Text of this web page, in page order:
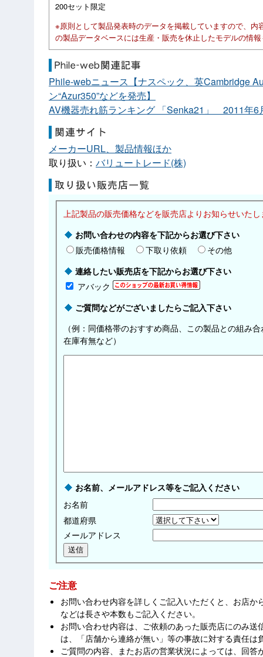
200セット限定
※原則として製品発表時のデータを掲載していますので、
の製品データベースには生産・販売を休止したモデルの情
Phile-webニュース【ナスペック、英Cambridge
ン“Azur350”などを発売】
AV機器売れ筋ランキング 「Senka21」 2011年6
メーカーURL、製品情報ほか
取り扱い： バリュートレード(株)
上記製品の販売価格などを販売店よりお知らせいた
お問い合わせの内容を下記からお選び下さい
販売価格情報
下取り依頼
その他
連絡したい販売店を下記からお選び下さい
アバック
ご質問などがございましたらご記入下さい
（例：同価格帯のおすすめ商品、この製品との組み
在庫有無など）
お名前、メールアドレス等をご記入ください
お名前
都道府県
メールアドレス
ご注意
お問い合わせ内容を詳しくご記入いただくと、お店
などは長さや本数もご記入ください。
お問い合わせ内容は、ご依頼のあった販売店にのみ
は、「店舗から連絡が無い」等の事故に対する責任は
ご質問の内容、またお店の営業状況によっては、回